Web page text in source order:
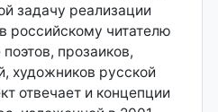
задачу реализации
российскому читателю
прозаиков,
художников русской
отвечает и концепции